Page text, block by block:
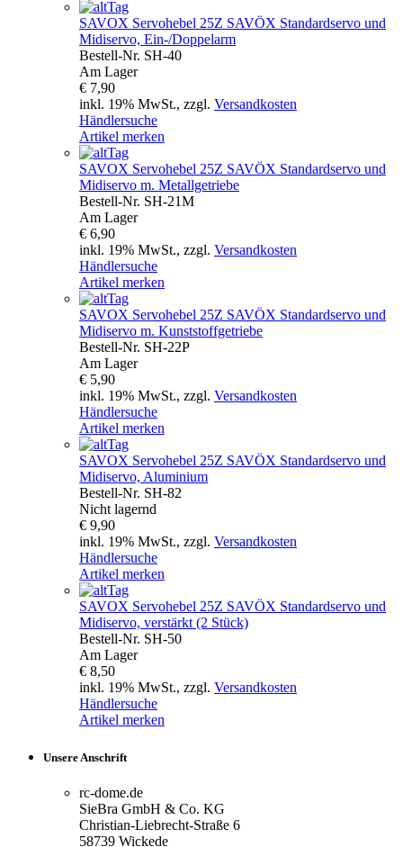
SAVOX Servohebel 25Z SAVÖX Standardservo und
Midiservo, Ein-/Doppelarm
Bestell-Nr. SH-40
Am Lager
€ 7,90
inkl. 19% MwSt., zzgl. Versandkosten
Händlersuche
Artikel merken
SAVOX Servohebel 25Z SAVÖX Standardservo und
Midiservo m. Metallgetriebe
Bestell-Nr. SH-21M
Am Lager
€ 6,90
inkl. 19% MwSt., zzgl. Versandkosten
Händlersuche
Artikel merken
SAVOX Servohebel 25Z SAVÖX Standardservo und
Midiservo m. Kunststoffgetriebe
Bestell-Nr. SH-22P
Am Lager
€ 5,90
inkl. 19% MwSt., zzgl. Versandkosten
Händlersuche
Artikel merken
SAVOX Servohebel 25Z SAVÖX Standardservo und
Midiservo, Aluminium
Bestell-Nr. SH-82
Nicht lagernd
€ 9,90
inkl. 19% MwSt., zzgl. Versandkosten
Händlersuche
Artikel merken
SAVOX Servohebel 25Z SAVÖX Standardservo und
Midiservo, verstärkt (2 Stück)
Bestell-Nr. SH-50
Am Lager
€ 8,50
inkl. 19% MwSt., zzgl. Versandkosten
Händlersuche
Artikel merken
Unsere Anschrift
rc-dome.de
SieBra GmbH & Co. KG
Christian-Liebrecht-Straße 6
58739 Wickede